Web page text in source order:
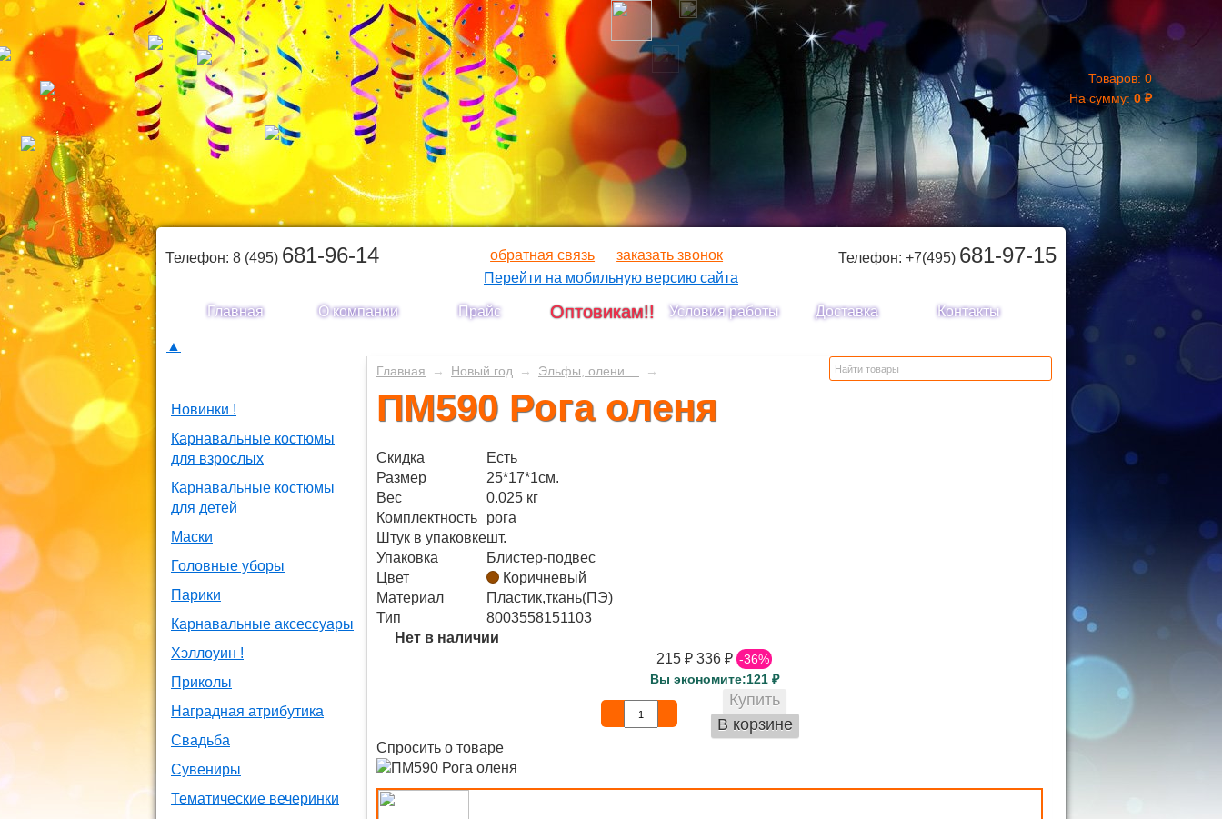
Товаров: 0
На сумму:0₽
Телефон: 8 (495) 681-96-14 обратная связь заказать звонок Телефон: +7(495) 681-97-15
Перейти на мобильную версию сайта
Главная О компании Прайс Оптовикам!! Условия работы Доставка Контакты
▲
Новинки !
Карнавальные костюмы
для взрослых
Карнавальные костюмы
для детей
Маски
Головные уборы
Парики
Карнавальные аксессуары
Хэллоуин !
Приколы
Наградная атрибутика
Свадьба
Сувениры
Тематические вечеринки
Главная → Новый год → Эльфы, олени.... →
ПМ590 Рога оленя
Скидка
Есть
Размер
25*17*1см.
Вес
0.025 кг
Комплектность
рога
Штук в упаковкешт.
Упаковка
Блистер-подвес
Цвет
Коричневый
Материал
Пластик,ткань(ПЭ)
Тип
8003558151103
Нет в наличии
215₽ 336₽ -36%
Вы экономите:121 ₽
Спросить о товаре